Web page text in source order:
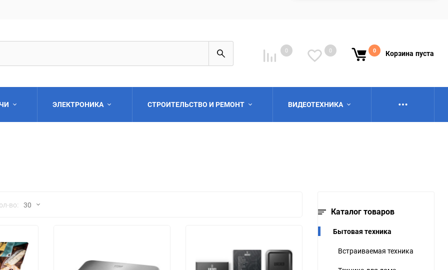
0 0 0 Корзина пуста
Выберите категорию
ЭЛЕКТРОНИКА СТРОИТЕЛЬСТВО И РЕМОНТ ВИДЕОТЕХНИКА
во: 30
60
Каталог товаров
Бытовая техника
Встраиваемая техника